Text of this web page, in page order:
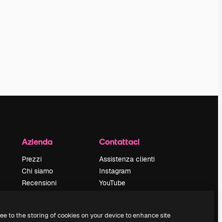
Azienda
Prezzi
Chi siamo
Recensioni
Blog
Contattaci
Assistenza clienti
Instagram
YouTube
Discord
to the storing of cookies on your device to enhance site